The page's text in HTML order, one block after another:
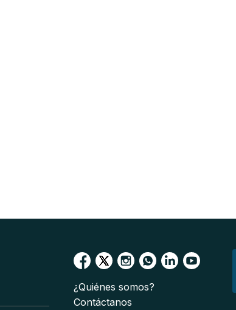
¿Quiénes somos?
Contáctanos